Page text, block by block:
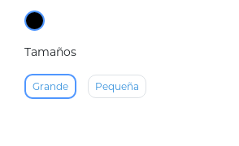
Tamaños
Grande Pequeña